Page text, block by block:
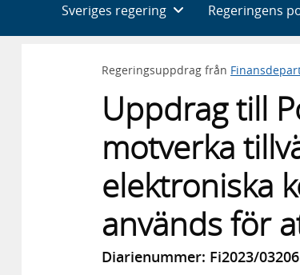
Sveriges regering Regeringens
Regeringsuppdrag från
Uppdrag till
motverka
elektroniska
används för
Diarienummer: Fi2023/03206